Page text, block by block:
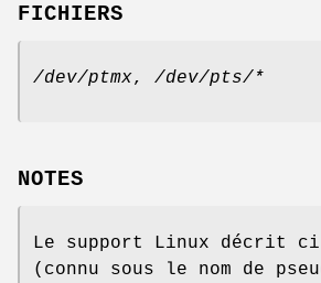
FICHIERS
/dev/ptmx, /dev/pts/*
NOTES
Le support Linux décrit
(connu sous le nom de